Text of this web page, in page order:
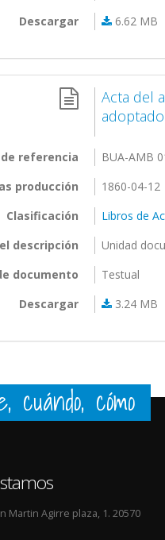
Descargar
6.62 MB
Acta del
referencia
BUA-AMB
producción
1860-04-12
Clasificación
Libros de
descripción
Unidad
documento
Testual
Descargar
3.24 MB
cuándo, cómo
Martin Agirre plaza, 1. 20570